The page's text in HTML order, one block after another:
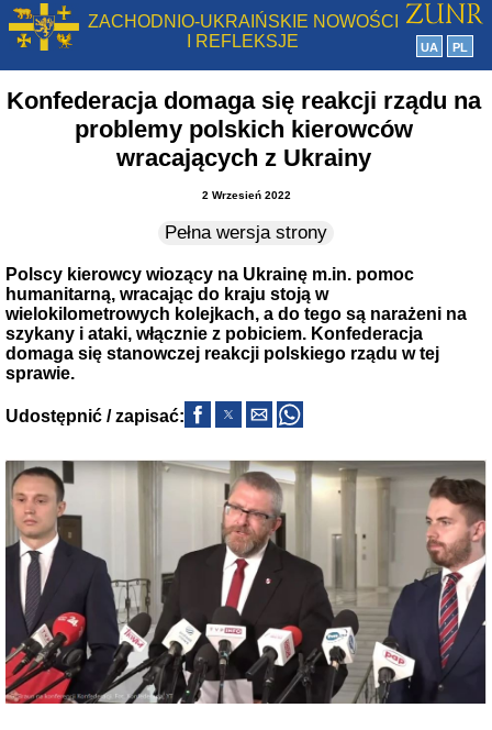
ZACHODNIO-UKRAIŃSKIE NOWOŚCI
I REFLEKSJE
UA PL
Konfederacja domaga się reakcji rządu na
problemy polskich kierowców
wracających z Ukrainy
2 Wrzesień 2022
Pełna wersja strony
Polscy kierowcy wiozący na Ukrainę m.in. pomoc
humanitarną, wracając do kraju stoją w
wielokilometrowych kolejkach, a do tego są narażeni na
szykany i ataki, włącznie z pobiciem. Konfederacja
domaga się stanowczej reakcji polskiego rządu w tej
sprawie.
Udostępnić / zapisać: